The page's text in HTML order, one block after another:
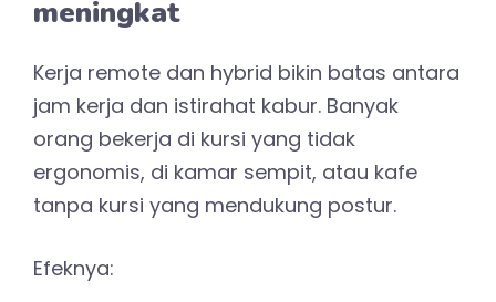
meningkat
Kerja remote dan hybrid bikin batas antara
jam kerja dan istirahat kabur. Banyak
orang bekerja di kursi yang tidak
ergonomis, di kamar sempit, atau kafe
tanpa kursi yang mendukung postur.
Efeknya: